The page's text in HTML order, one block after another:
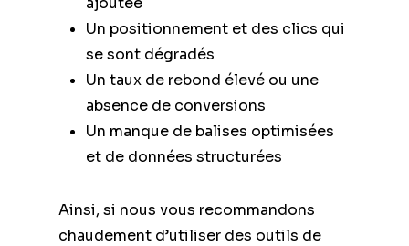
Un positionnement et des clics qui
se sont dégradés
Un taux de rebond élevé ou une
absence de conversions
Un manque de balises optimisées
et de données structurées
Ainsi, si nous vous recommandons
chaudement d’utiliser des outils de